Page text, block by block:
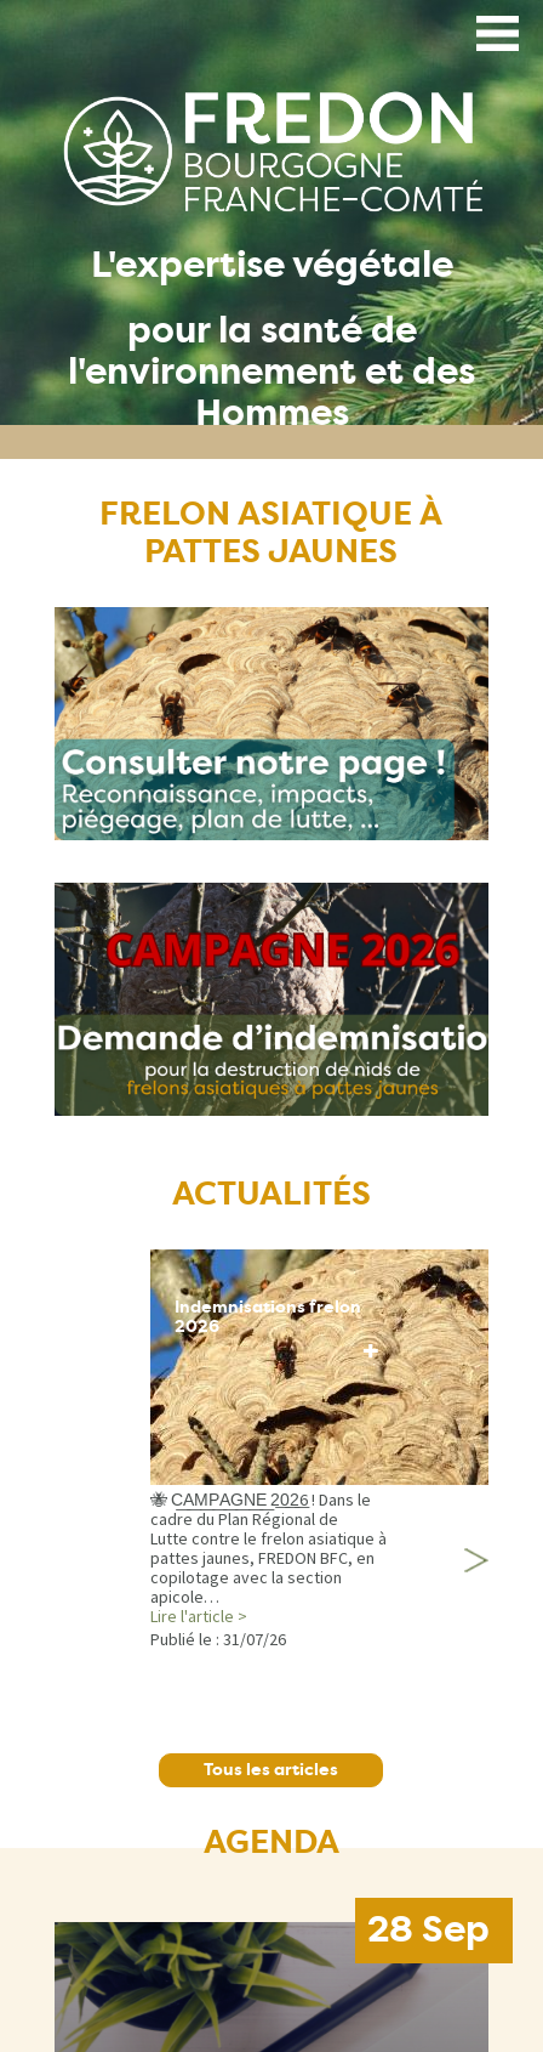
L'expertise végétale
pour la santé de
l'environnement et des
Hommes
FRELON ASIATIQUE À
PATTES JAUNES
ACTUALITÉS
Indemnisations frelon
2026
+
🐝 C͟A͟M͟P͟A͟G͟N͟E͟ 2͟0͟2͟6 ! Dans le
cadre du Plan Régional de
Lutte contre le frelon asiatique à
pattes jaunes, FREDON BFC, en
copilotage avec la section
apicole…
Lire l'article >
Publié le : 31/07/26
Tous les articles
AGENDA
28 Sep